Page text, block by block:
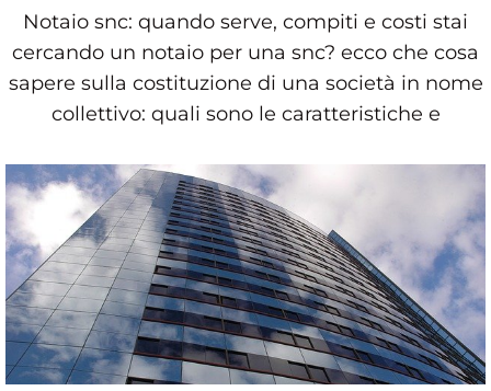
Notaio snc: quando serve, compiti e costi stai
cercando un notaio per una snc? ecco che cosa
sapere sulla costituzione di una società in nome
collettivo: quali sono le caratteristiche e